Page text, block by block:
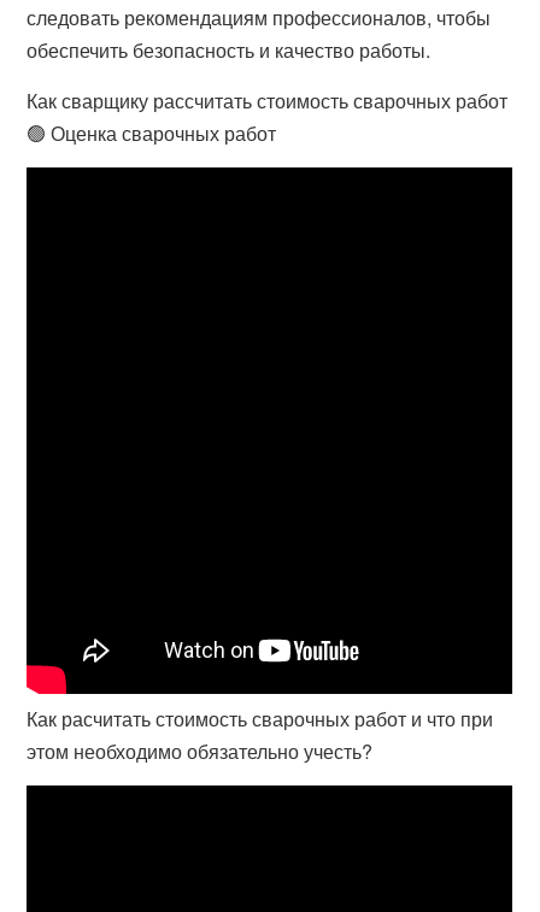
следовать рекомендациям профессионалов, чтобы
обеспечить безопасность и качество работы.
Как сварщику рассчитать стоимость сварочных работ
🟢 Оценка сварочных работ
Как расчитать стоимость сварочных работ и что при
этом необходимо обязательно учесть?